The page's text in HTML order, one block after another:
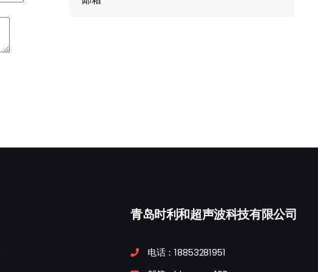
青岛时利和超声波科技有限公司
电话：18853281951